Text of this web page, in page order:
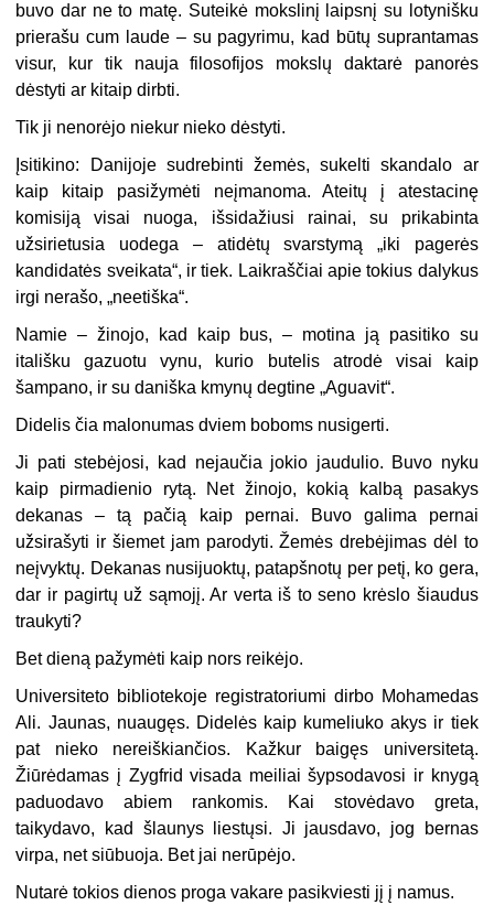
buvo dar ne to matę. Suteikė mokslinį laipsnį su lotynišku
prierašu cum laude – su pagyrimu, kad būtų suprantamas
visur, kur tik nauja filosofijos mokslų daktarė panorės
dėstyti ar kitaip dirbti.
Tik ji nenorėjo niekur nieko dėstyti.
Įsitikino: Danijoje sudrebinti žemės, sukelti skandalo ar
kaip kitaip pasižymėti neįmanoma. Ateitų į atestacinę
komisiją visai nuoga, išsidažiusi rainai, su prikabinta
užsirietusia uodega – atidėtų svarstymą „iki pagerės
kandidatės sveikata“, ir tiek. Laikraščiai apie tokius dalykus
irgi nerašo, „neetiška“.
Namie – žinojo, kad kaip bus, – motina ją pasitiko su
itališku gazuotu vynu, kurio butelis atrodė visai kaip
šampano, ir su daniška kmynų degtine „Aguavit“.
Didelis čia malonumas dviem boboms nusigerti.
Ji pati stebėjosi, kad nejaučia jokio jaudulio. Buvo nyku
kaip pirmadienio rytą. Net žinojo, kokią kalbą pasakys
dekanas – tą pačią kaip pernai. Buvo galima pernai
užsirašyti ir šiemet jam parodyti. Žemės drebėjimas dėl to
neįvyktų. Dekanas nusijuoktų, patapšnotų per petį, ko gera,
dar ir pagirtų už sąmojį. Ar verta iš to seno krėslo šiaudus
traukyti?
Bet dieną pažymėti kaip nors reikėjo.
Universiteto bibliotekoje registratoriumi dirbo Mohamedas
Ali. Jaunas, nuaugęs. Didelės kaip kumeliuko akys ir tiek
pat nieko nereiškiančios. Kažkur baigęs universitetą.
Žiūrėdamas į Zygfrid visada meiliai šypsodavosi ir knygą
paduodavo abiem rankomis. Kai stovėdavo greta,
taikydavo, kad šlaunys liestųsi. Ji jausdavo, jog bernas
virpa, net siūbuoja. Bet jai nerūpėjo.
Nutarė tokios dienos proga vakare pasikviesti jį į namus.